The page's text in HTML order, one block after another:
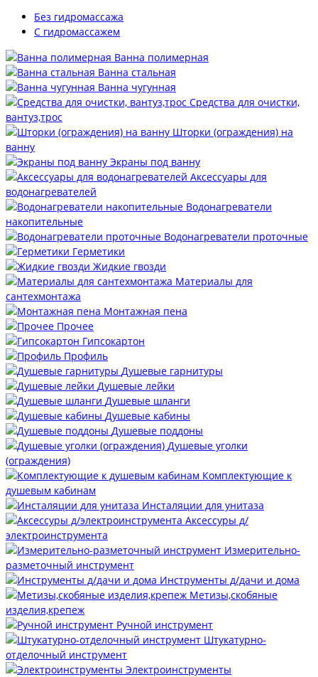
Без гидромассажа
С гидромассажем
Ванна полимерная
Ванна стальная
Ванна чугунная
Средства для очистки,
вантуз,трос
Шторки (ограждения) на
ванну
Экраны под ванну
Аксессуары для
водонагревателей
Водонагреватели
накопительные
Водонагреватели проточные
Герметики
Жидкие гвозди
Материалы для
сантехмонтажа
Монтажная пена
Прочее
Гипсокартон
Профиль
Душевые гарнитуры
Душевые лейки
Душевые шланги
Душевые кабины
Душевые поддоны
Душевые уголки
(ограждения)
Комплектующие к
душевым кабинам
Инсталяции для унитаза
Аксессуры д/
электроинструмента
Измерительно-
разметочный инструмент
Инструменты д/дачи и дома
Метизы,скобяные
изделия,крепеж
Ручной инструмент
Штукатурно-
отделочный инструмент
Электроинструменты